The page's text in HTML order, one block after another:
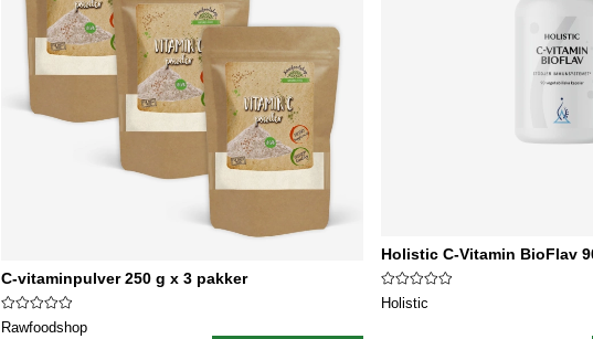
C-vitaminpulver 250 g x 3 pakker
Rawfoodshop
Holistic C-Vitamin BioFlav
Holistic